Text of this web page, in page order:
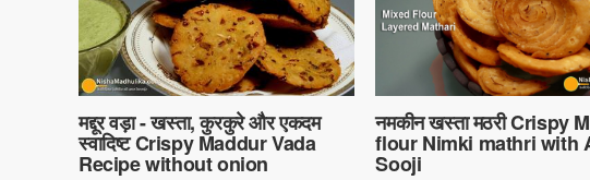
मद्दूर वड़ा - खस्ता, कुरकुरे और एकदम
स्वादिष्ट Crispy Maddur Vada
Recipe without onion
नमकीन खस्ता मठरी Crispy
flour Nimki mathri with
Sooji